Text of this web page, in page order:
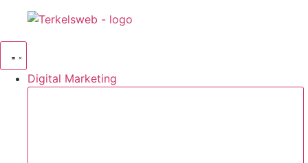
Videre
Digital Marketing